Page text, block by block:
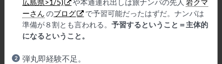
広島県>1/5) や本通連れ出しは旅ナンパの先人岩クマ
ーさん のブログ
で予習可能だったはずだ。ナンパは
準備が８割とも言われる。予習するということ＝主体的
になるということ。
弾丸即経験不足。